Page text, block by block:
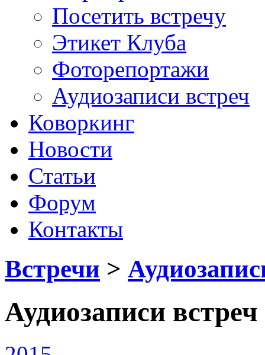
Посетить встречу
Этикет Клуба
Фоторепортажи
Аудиозаписи встреч
Коворкинг
Новости
Статьи
Форум
Контакты
Встречи >
Аудиозаписи встреч